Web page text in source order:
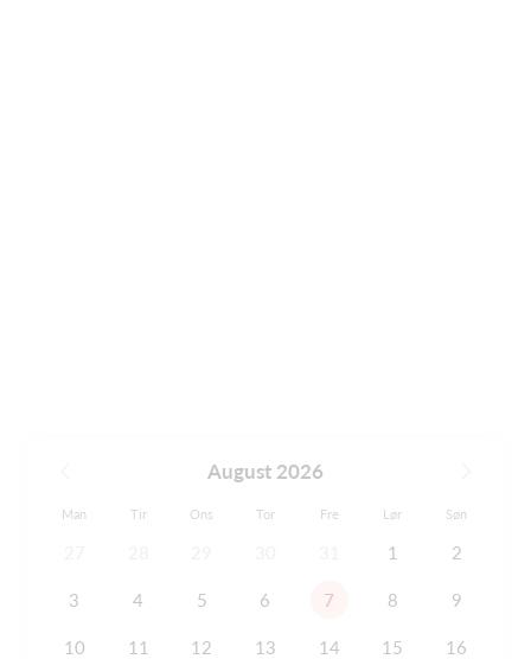
August 2026
Man Tir Ons Tor Fre Lør Søn
1 2
3 4 5 6 7 8 9
10 11 12 13 14 15 16